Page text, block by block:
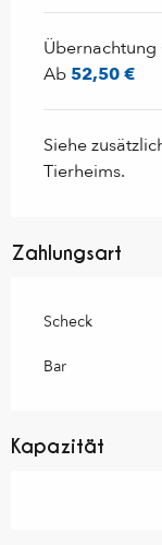
Ab52,50 €
Siehe
Tierheims.
Zahlungsart
Scheck
Bar
Kapazität